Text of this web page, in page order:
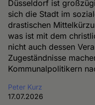
Düsseldorf ist
sich die Stadt im
drastischen
was ist mit dem
nicht auch dessen
Zugeständnisse
Kommunalpolitikern
Peter Kurz
17.07.2026